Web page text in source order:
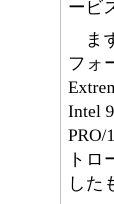
ービ
ま
フォ
Intel
トロ
した